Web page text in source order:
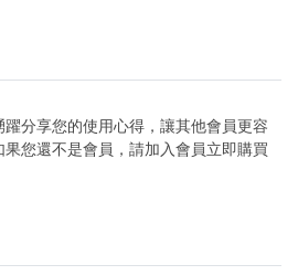
分享您的使用心得，讓其他會員更容
您還不是會員，請加入會員立即購買